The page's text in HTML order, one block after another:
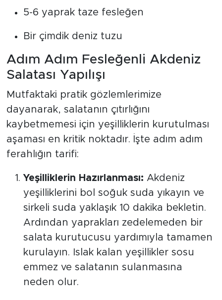
5-6 yaprak taze fesleğen
Bir çimdik deniz tuzu
Adım Adım Fesleğenli Akdeniz
Salatası Yapılışı
Mutfaktaki pratik gözlemlerimize
dayanarak, salatanın çıtırlığını
kaybetmemesi için yeşilliklerin kurutulması
aşaması en kritik noktadır. İşte adım adım
ferahlığın tarifi:
Yeşilliklerin Hazırlanması: Akdeniz
yeşilliklerini bol soğuk suda yıkayın ve
sirkeli suda yaklaşık 10 dakika bekletin.
Ardından yaprakları zedelemeden bir
salata kurutucusu yardımıyla tamamen
kurulayın. Islak kalan yeşillikler sosu
emmez ve salatanın sulanmasına
neden olur.